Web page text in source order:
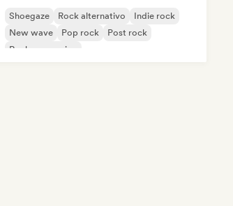
Shoegaze Rock alternativo
Indie rock
New wave
Pop rock
Post rock
Rock progresivo